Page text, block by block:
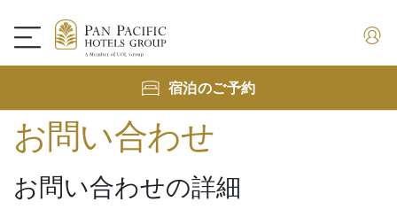
宿泊のご予約
お問い合わせ
お問い合わせの詳細